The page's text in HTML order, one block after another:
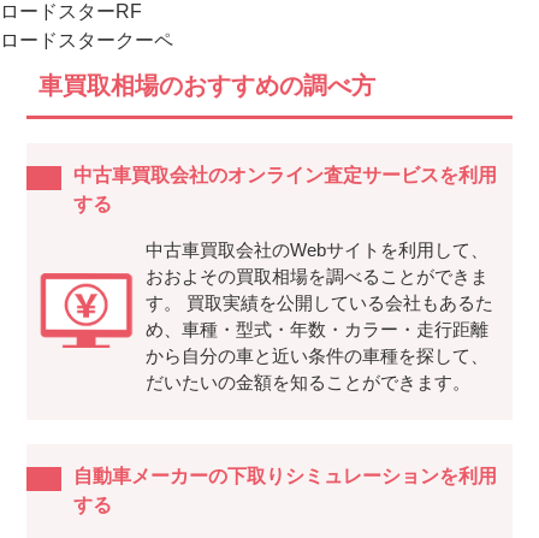
ロードスターRF
ロードスタークーペ
車買取相場のおすすめの調べ方
中古車買取会社のオンライン査定サービスを利用
する
中古車買取会社のWebサイトを利用して、
おおよその買取相場を調べることができま
す。 買取実績を公開している会社もあるた
め、車種・型式・年数・カラー・走行距離
から自分の車と近い条件の車種を探して、
だいたいの金額を知ることができます。
自動車メーカーの下取りシミュレーションを利用
する